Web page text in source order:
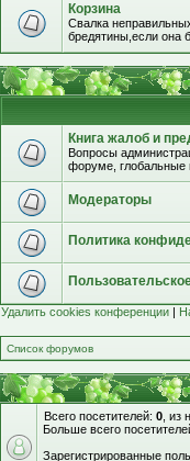
Корзина
Свалка
бредятины,если она
Книга жалоб и
Вопросы
форуме, глобальные
Модераторы
Политика
Удалить cookies конференции |
Список форумов
Всего посетителей: 0 ,
Больше всего
Зарегистрированные